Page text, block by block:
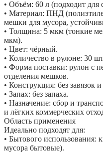
• Объём: 60 л (подходит для
• Материал: ПНД
мешки для мусора,
• Толщина: 5 мкм (тонкие
мкм).
• Цвет: чёрный.
• Количество в рулоне: 30
• Форма поставки: рулон с
отделения мешков.
• Конструкция: без завязок
• Запах: без запаха.
• Назначение: сбор и
и лёгких коммерческих
Область применения
Идеально подходят для:
• Бытового использования:
мусора бытовые).